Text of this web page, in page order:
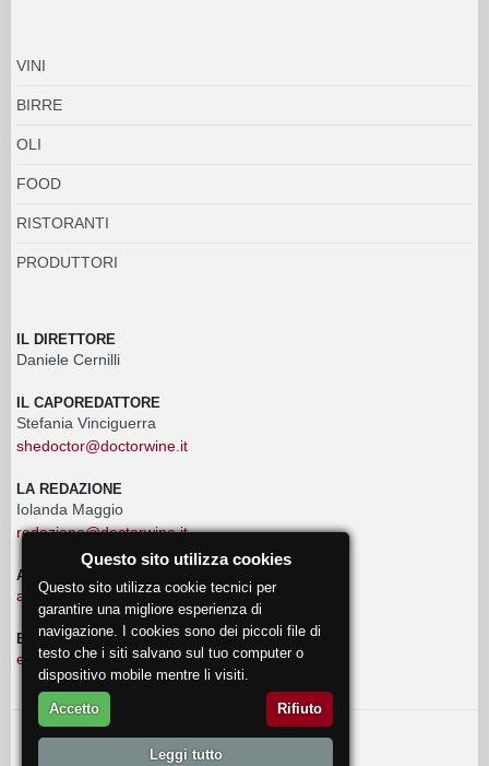
VINI
BIRRE
OLI
FOOD
RISTORANTI
PRODUTTORI
IL DIRETTORE
Daniele Cernilli
IL CAPOREDATTORE
Stefania Vinciguerra
shedoctor@doctorwine.it
LA REDAZIONE
Iolanda Maggio
redazione@doctorwine.it
ADVERTISING
advertising@doctorwine.it
EVENTI
eventi@doctorwine.it
© 2018 DoctorWine .
Questo sito utilizza cookies
Questo sito utilizza cookie tecnici per
garantire una migliore esperienza di
navigazione. I cookies sono dei piccoli file di
testo che i siti salvano sul tuo computer o
dispositivo mobile mentre li visiti.
Accetto Rifiuto
Leggi tutto